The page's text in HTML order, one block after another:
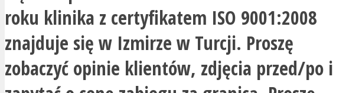
roku klinika z certyfikatem ISO 9001:2008
znajduje się w Izmirze w Turcji. Proszę
zobaczyć opinie klientów, zdjęcia przed/po i